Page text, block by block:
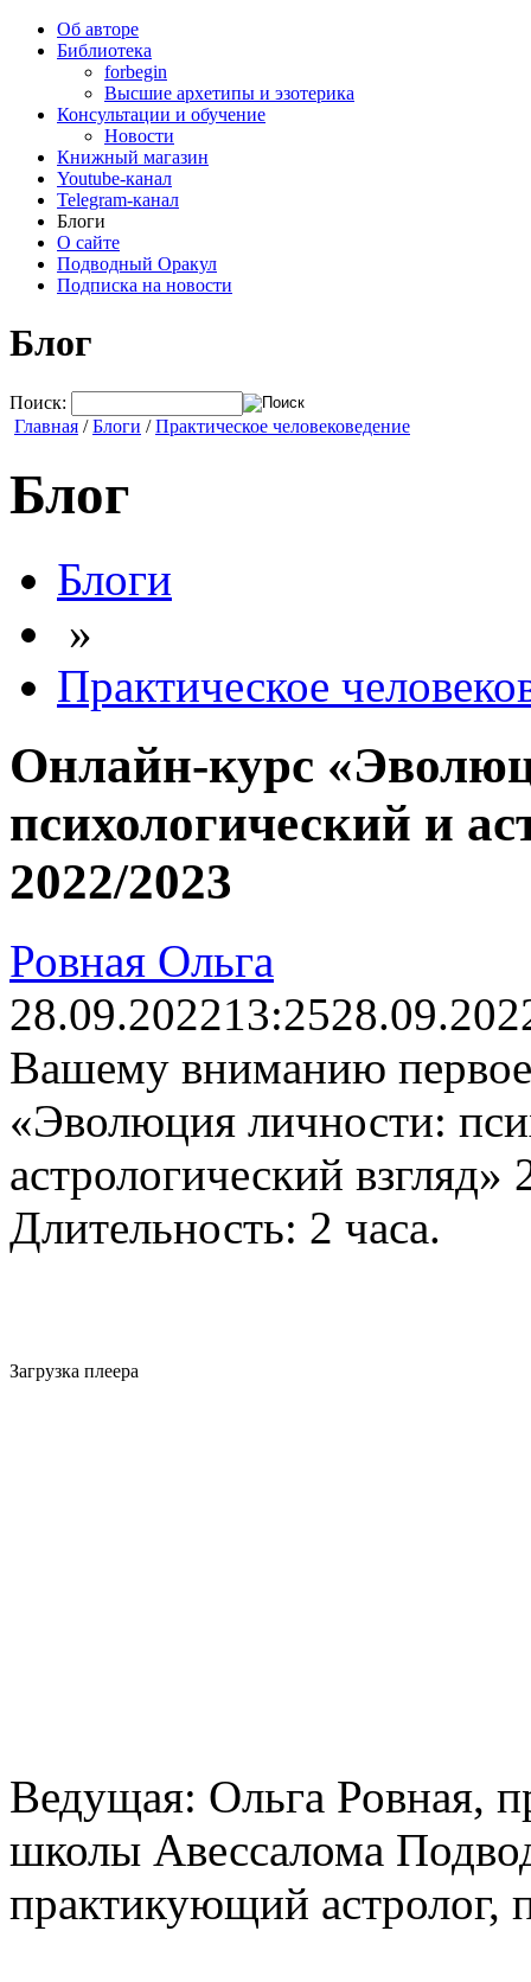
Об авторе
Библиотека
forbegin
Высшие архетипы и эзотерика
Консультации и обучение
Новости
Книжный магазин
Youtube-канал
Telegram-канал
Блоги
О сайте
Подводный Оракул
Подписка на новости
Блог
Поиск:
Главная /Блоги /Практическое человековедение
Блог
Блоги
»
Практическое
Онлайн-курс
психологический и
2022/2023
Ровная Ольга
28.09.202213:25
Вашему вниманию
«Эволюция личности:
астрологический
Длительность: 2 часа.
Загрузка плеера
Ведущая: Ольга Ровная,
школы Авессалома
практикующий астролог,